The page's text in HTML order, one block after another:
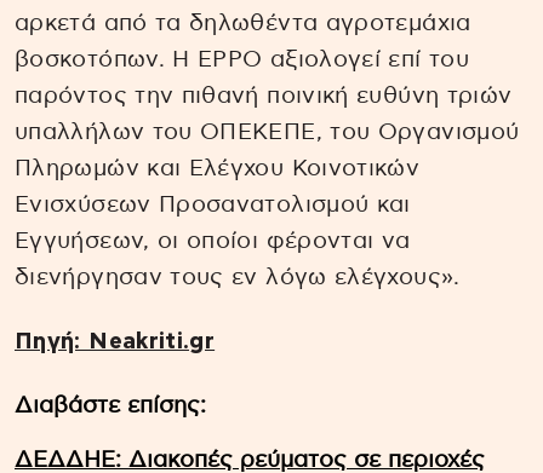
αρκετά από τα δηλωθέντα αγροτεμάχια
βοσκοτόπων. Η EPPO αξιολογεί επί του
παρόντος την πιθανή ποινική ευθύνη τριών
υπαλλήλων του ΟΠΕΚΕΠΕ, του Οργανισμού
Πληρωμών και Ελέγχου Κοινοτικών
Ενισχύσεων Προσανατολισμού και
Εγγυήσεων, οι οποίοι φέρονται να
διενήργησαν τους εν λόγω ελέγχους».
Πηγή: Neakriti.gr
Διαβάστε επίσης:
ΔΕΔΔΗΕ: Διακοπές ρεύματος σε περιοχές